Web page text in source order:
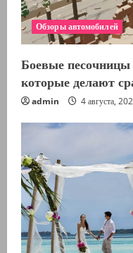
Обзоры автомобилей
Боевые
которые делают
admin 4 августа,